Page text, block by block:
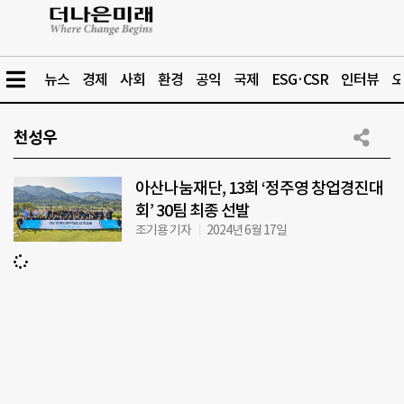
뉴스 경제 사회 환경 공익 국제 ESG·CSR 인터뷰
천성우
아산나눔재단, 13회 ‘정주영 창업경진대
회’ 30팀 최종 선발
조기용 기자 2024년 6월 17일